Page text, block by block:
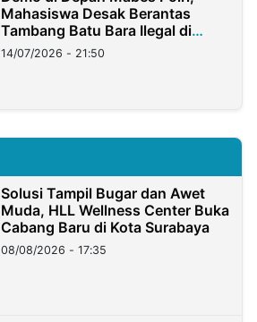
Mahasiswa Desak Berantas
Tambang Batu Bara Ilegal di
Lampung
14/07/2026 - 21:50
Solusi Tampil Bugar dan Awet
Muda, HLL Wellness Center Buka
Cabang Baru di Kota Surabaya
08/08/2026 - 17:35